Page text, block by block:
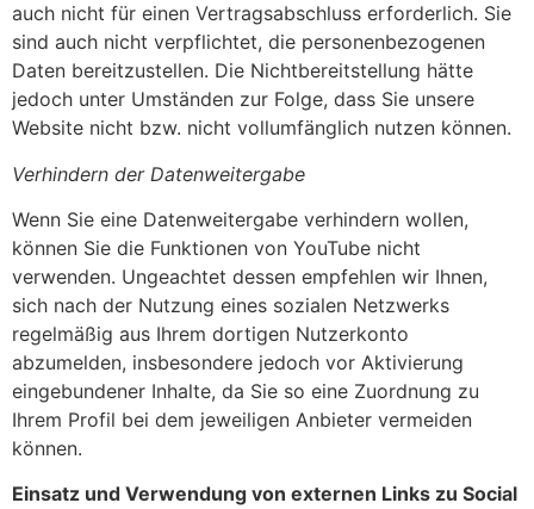
auch nicht für einen Vertragsabschluss erforderlich. Sie
sind auch nicht verpflichtet, die personenbezogenen
Daten bereitzustellen. Die Nichtbereitstellung hätte
jedoch unter Umständen zur Folge, dass Sie unsere
Website nicht bzw. nicht vollumfänglich nutzen können.
Verhindern der Datenweitergabe
Wenn Sie eine Datenweitergabe verhindern wollen,
können Sie die Funktionen von YouTube nicht
verwenden. Ungeachtet dessen empfehlen wir Ihnen,
sich nach der Nutzung eines sozialen Netzwerks
regelmäßig aus Ihrem dortigen Nutzerkonto
abzumelden, insbesondere jedoch vor Aktivierung
eingebundener Inhalte, da Sie so eine Zuordnung zu
Ihrem Profil bei dem jeweiligen Anbieter vermeiden
können.
Einsatz und Verwendung von externen Links zu Social